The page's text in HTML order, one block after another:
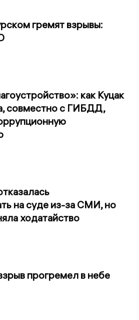
гремят взрывы:
как Куцак
совместно с ГИБДД,
на суде из-за СМИ, но
ходатайство
прогремел в небе